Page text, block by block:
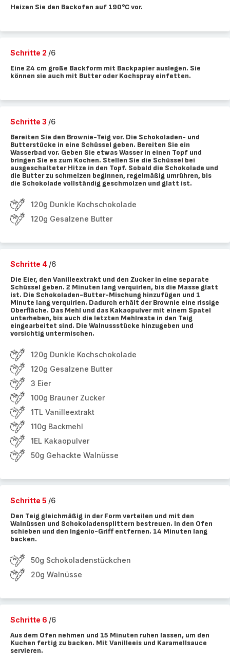
Heizen Sie den Backofen auf 190°C vor.
Schritte 2 /6
Eine 24 cm große Backform mit Backpapier auslegen. Sie
können sie auch mit Butter oder Kochspray einfetten.
Schritte 3 /6
Bereiten Sie den Brownie-Teig vor. Die Schokoladen- und
Butterstücke in eine Schüssel geben. Bereiten Sie ein
Wasserbad vor. Geben Sie etwas Wasser in einen Topf und
bringen Sie es zum Kochen. Stellen Sie die Schüssel bei
ausgeschalteter Hitze in den Topf. Sobald die Schokolade und
die Butter zu schmelzen beginnen, regelmäßig umrühren, bis
die Schokolade vollständig geschmolzen und glatt ist.
120g Dunkle Kochschokolade
120g Gesalzene Butter
Schritte 4 /6
Die Eier, den Vanilleextrakt und den Zucker in eine separate
Schüssel geben. 2 Minuten lang verquirlen, bis die Masse glatt
ist. Die Schokoladen-Butter-Mischung hinzufügen und 1
Minute lang verquirlen. Dadurch erhält der Brownie eine rissige
Oberfläche. Das Mehl und das Kakaopulver mit einem Spatel
unterheben, bis auch die letzten Mehlreste in den Teig
eingearbeitet sind. Die Walnussstücke hinzugeben und
vorsichtig untermischen.
120g Dunkle Kochschokolade
120g Gesalzene Butter
3 Eier
100g Brauner Zucker
1TL Vanilleextrakt
110g Backmehl
1EL Kakaopulver
50g Gehackte Walnüsse
Schritte 5 /6
Den Teig gleichmäßig in der Form verteilen und mit den
Walnüssen und Schokoladensplittern bestreuen. In den Ofen
schieben und den Ingenio-Griff entfernen. 14 Minuten lang
backen.
50g Schokoladenstückchen
20g Walnüsse
Schritte 6 /6
Aus dem Ofen nehmen und 15 Minuten ruhen lassen, um den
Kuchen fertig zu backen. Mit Vanilleeis und Karamellsauce
servieren.